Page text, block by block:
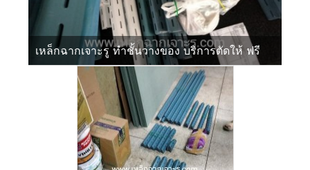
เหล็กฉากเจาะรู ทำชั้นวางของ บริการตัดให้ ฟรี